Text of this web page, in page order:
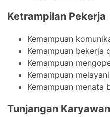
Ketrampilan Pekerja
Kemampuan
Kemampuan bekerja
Kemampuan
Kemampuan
Kemampuan menata
Tunjangan Karyawan